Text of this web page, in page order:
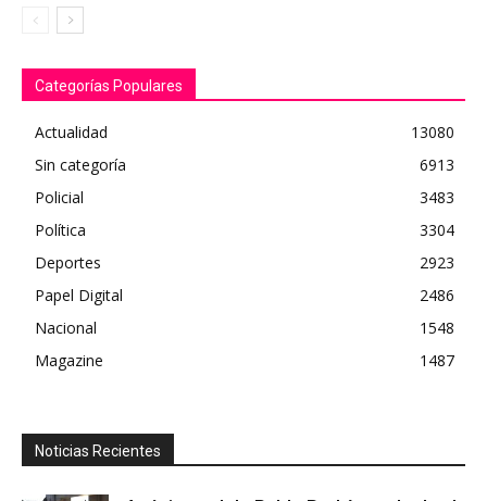
Categorías Populares
Actualidad
13080
Sin categoría
6913
Policial
3483
Política
3304
Deportes
2923
Papel Digital
2486
Nacional
1548
Magazine
1487
Noticias Recientes